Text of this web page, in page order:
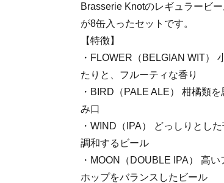
Brasserie Knotのレギュラービ
が8缶入ったセットです。
【特徴】
・FLOWER（BELGIAN WIT）
たりと、フルーティな香り
・BIRD（PALE ALE） 柑橘類
み口
・WIND（IPA） どっしりとし
調和するビール
・MOON（DOUBLE IPA） 高
ホップをバランスしたビール